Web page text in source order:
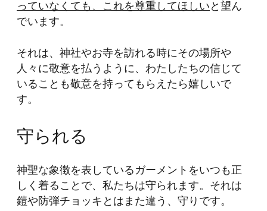
っていなくても、これを尊重してほしい と望ん
でいます。
それは、神社やお寺を訪れる時にその場所や
人々に敬意を払うように、わたしたちの信じて
いることも敬意を持ってもらえたら嬉しいで
す。
守られる
神聖な象徴を表しているガーメントをいつも正
しく着ることで、私たちは守られます。それは
鎧や防弾チョッキとはまた違う、守りです。